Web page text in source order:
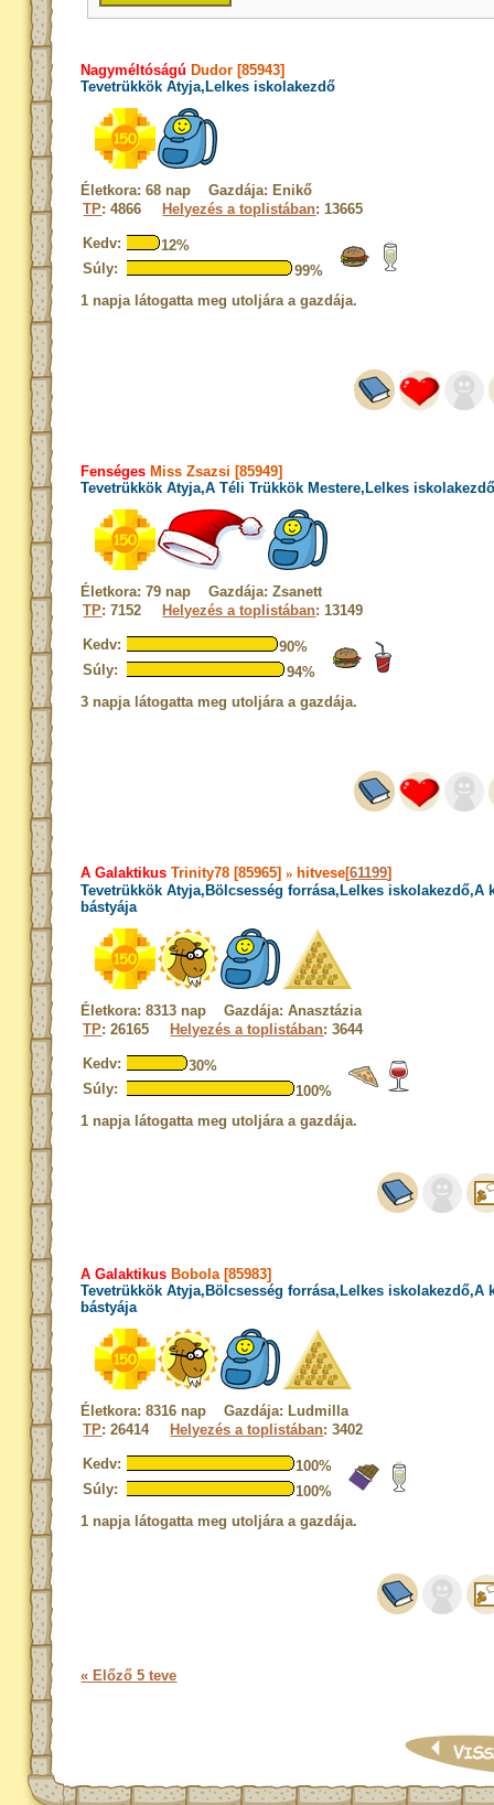
Nagyméltóságú Dudor [85943]
Tevetrükkök Atyja,Lelkes iskolakezdő
Életkora: 68 nap Gazdája: Enikő
TP: 4866 Helyezés a toplistában: 13665
Kedv:
12%
Súly:
99%
1 napja látogatta meg utoljára a gazdája.
Fenséges Miss Zsazsi [85949]
Tevetrükkök Atyja,A Téli Trükkök Mestere,Lelkes
Életkora: 79 nap Gazdája: Zsanett
TP: 7152 Helyezés a toplistában: 13149
Kedv:
90%
Súly:
94%
3 napja látogatta meg utoljára a gazdája.
A Galaktikus Trinity78 [85965]» hitvese[61199]
Tevetrükkök Atyja,Bölcsesség forrása,Lelkes iskolakezdő,A
bástyája
Életkora: 8313 nap Gazdája: Anasztázia
TP: 26165 Helyezés a toplistában: 3644
Kedv:
30%
Súly:
100%
1 napja látogatta meg utoljára a gazdája.
A Galaktikus Bobola [85983]
Tevetrükkök Atyja,Bölcsesség forrása,Lelkes iskolakezdő,A
bástyája
Életkora: 8316 nap Gazdája: Ludmilla
TP: 26414 Helyezés a toplistában: 3402
Kedv:
100%
Súly:
100%
1 napja látogatta meg utoljára a gazdája.
« Előző 5 teve